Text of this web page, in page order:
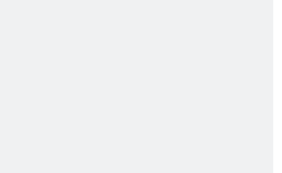
électrique